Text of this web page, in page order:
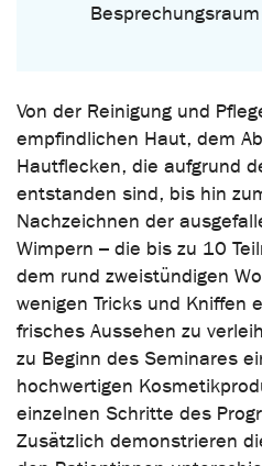
Besprechungsraum
Von der Reinigung und
empfindlichen Haut, dem
Hautflecken, die aufgrund
entstanden sind, bis hin
Nachzeichnen der
Wimpern – die bis zu 10
dem rund zweistündigen
wenigen Tricks und Kniffen
frisches Aussehen zu
zu Beginn des Seminares
hochwertigen
einzelnen Schritte des
Zusätzlich demonstrieren